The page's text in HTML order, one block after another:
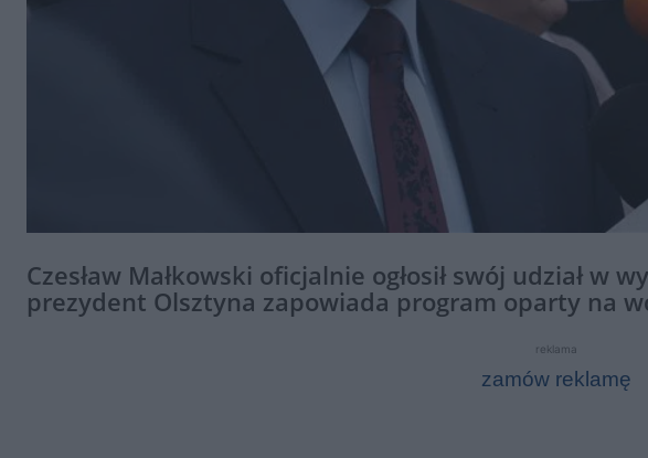
Czesław Małkowski oficjalnie ogłosił swój udział w
prezydent Olsztyna zapowiada program oparty na
reklama
zamów reklamę